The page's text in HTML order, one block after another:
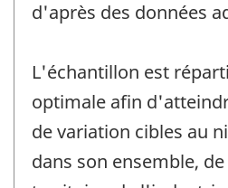
d'après des données
L'échantillon est
optimale afin
de variation cibles au
dans son ensemble,